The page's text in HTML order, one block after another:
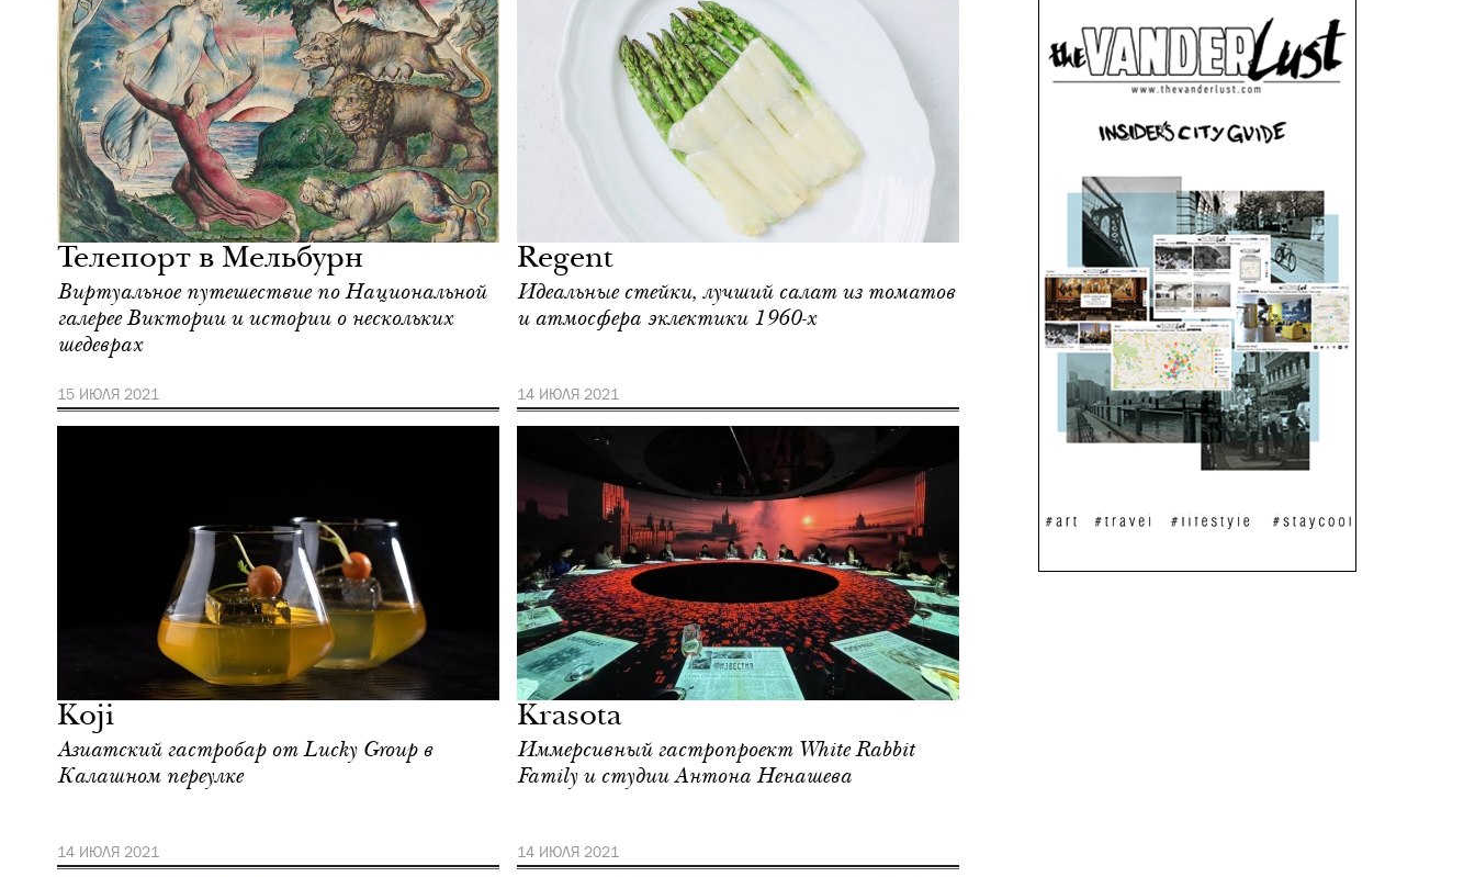
Телепорт в Мельбурн
Виртуальное путешествие по Национальной
галерее Виктории и истории о нескольких
шедеврах
15 ИЮЛЯ 2021
Еда
Москва
Regent
Идеальные стейки, лучший салат из томатов
и атмосфера эклектики 1960-х
14 ИЮЛЯ 2021
Koji
Азиатский гастробар от Lucky Group в
Калашном переулке
14 ИЮЛЯ 2021
Krasota
Иммерсивный гастропроект White Rabbit
Family и студии Антона Ненашева
14 ИЮЛЯ 2021